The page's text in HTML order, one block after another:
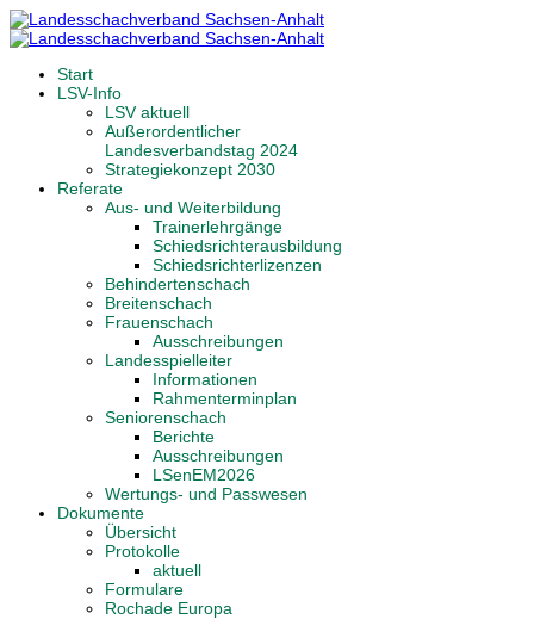
Start
LSV-Info
LSV aktuell
Außerordentlicher
Landesverbandstag 2024
Strategiekonzept 2030
Referate
Aus- und Weiterbildung
Trainerlehrgänge
Schiedsrichterausbildung
Schiedsrichterlizenzen
Behindertenschach
Breitenschach
Frauenschach
Ausschreibungen
Landesspielleiter
Informationen
Rahmenterminplan
Seniorenschach
Berichte
Ausschreibungen
LSenEM2026
Wertungs- und Passwesen
Dokumente
Übersicht
Protokolle
aktuell
Formulare
Rochade Europa